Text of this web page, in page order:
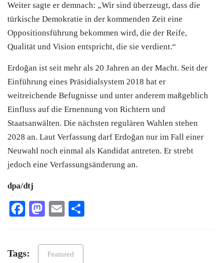
Weiter sagte er demnach: „Wir sind überzeugt, dass die
türkische Demokratie in der kommenden Zeit eine
Oppositionsführung bekommen wird, die der Reife,
Qualität und Vision entspricht, die sie verdient.“
Erdoğan ist seit mehr als 20 Jahren an der Macht. Seit der
Einführung eines Präsidialsystem 2018 hat er
weitreichende Befugnisse und unter anderem maßgeblich
Einfluss auf die Ernennung von Richtern und
Staatsanwälten. Die nächsten regulären Wahlen stehen
2028 an. Laut Verfassung darf Erdoğan nur im Fall einer
Neuwahl noch einmal als Kandidat antreten. Er strebt
jedoch eine Verfassungsänderung an.
dpa/dtj
Facebook
Mastodon
Email
Tags: Featured